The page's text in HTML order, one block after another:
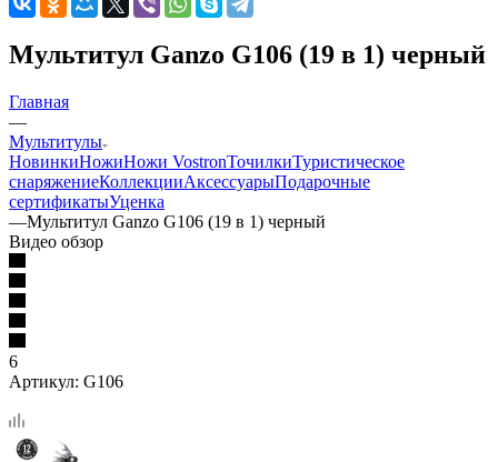
Мультитул Ganzo G106 (19 в 1) черный
Главная
—
Мультитулы
НовинкиНожиНожи VostronТочилкиТуристическое
снаряжениеКоллекцииАксессуарыПодарочные
сертификатыУценка
—Мультитул Ganzo G106 (19 в 1) черный
Видео обзор
6
Артикул: G106